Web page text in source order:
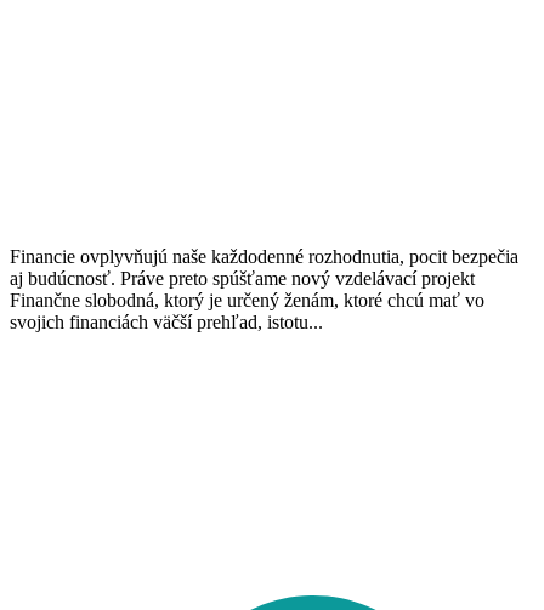
Financie ovplyvňujú naše každodenné rozhodnutia, pocit bezpečia
aj budúcnosť. Práve preto spúšťame nový vzdelávací projekt
Finančne slobodná, ktorý je určený ženám, ktoré chcú mať vo
svojich financiách väčší prehľad, istotu...